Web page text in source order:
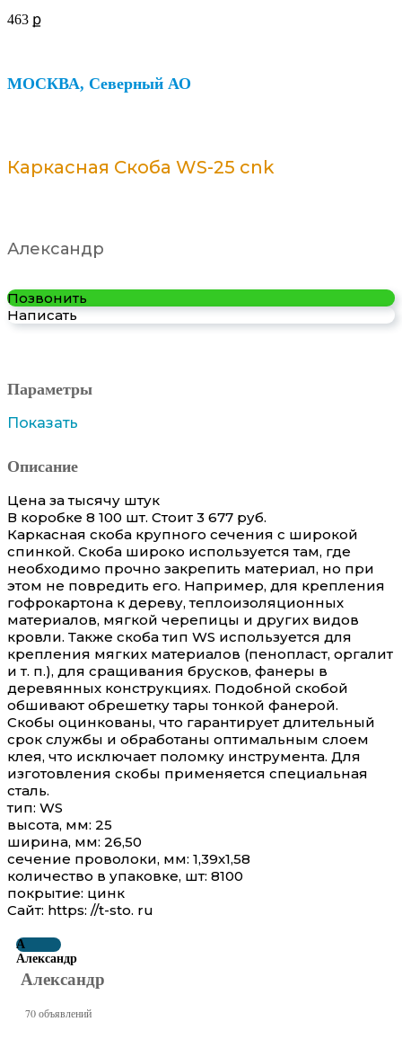
463 ք
МОСКВА, Северный АО
Каркасная Скоба WS-25 cnk
Александр
Позвонить
Написать
Параметры
Показать
Описание
Цена за тысячу штук
В коробке 8 100 шт. Стоит 3 677 руб.
Каркасная cкоба крупного сечения с широкой
спинкой. Скоба широко используется там, где
необходимо прочно закрепить материал, но при
этом не повредить его. Например, для крепления
гофрокартона к дереву, теплоизоляционных
материалов, мягкой черепицы и других видов
кровли. Также скоба тип WS используется для
крепления мягких материалов (пенопласт, оргалит
и т. п.), для сращивания брусков, фанеры в
деревянных конструкциях. Подобной скобой
обшивают обрешетку тары тонкой фанерой.
Cкобы оцинкованы, что гарантирует длительный
срок службы и обработаны оптимальным слоем
клея, что исключает поломку инструмента. Для
изготовления скобы применяется специальная
сталь.
тип: WS
высота, мм: 25
ширина, мм: 26,50
сечение проволоки, мм: 1,39х1,58
количество в упаковке, шт: 8100
покрытие: цинк
Сайт: https: //t-sto. ru
А
Александр
Александр
70 объявлений